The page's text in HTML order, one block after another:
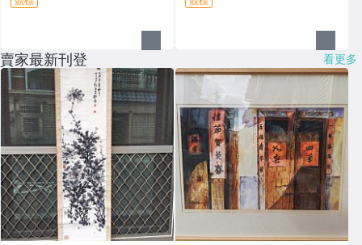
賣家最新刊登 看更多